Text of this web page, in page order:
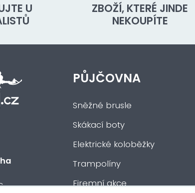
U
ZBOŽÍ, KTERÉ JINDE
NEKOUPÍTE
PŮJČOVNA
Sněžné brusle
Skákací boty
Elektrické koloběžky
Trampolíny
Firemní akce